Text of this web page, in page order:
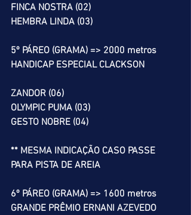
FINCA NOSTRA (02)
HEMBRA LINDA (03)
5º PÁREO (GRAMA) => 2000 metros
HANDICAP ESPECIAL CLACKSON
ZANDOR (06)
OLYMPIC PUMA (03)
GESTO NOBRE (04)
** MESMA INDICAÇÃO CASO PASSE
PARA PISTA DE AREIA
6º PÁREO (GRAMA) => 1600 metros
GRANDE PRÊMIO ERNANI AZEVEDO